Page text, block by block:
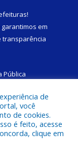
!
em
transparência
Pública
de São
de
você
de cookies.
é feito, acesse
clique em